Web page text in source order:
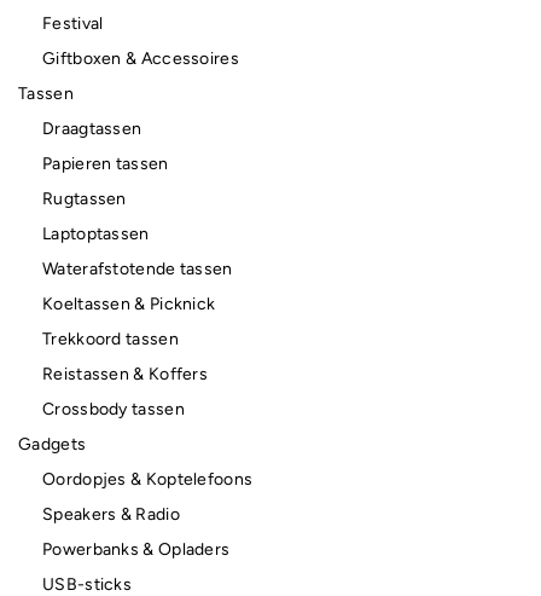
Festival
Giftboxen & Accessoires
Tassen
Draagtassen
Papieren tassen
Rugtassen
Laptoptassen
Waterafstotende tassen
Koeltassen & Picknick
Trekkoord tassen
Reistassen & Koffers
Crossbody tassen
Gadgets
Oordopjes & Koptelefoons
Speakers & Radio
Powerbanks & Opladers
USB-sticks